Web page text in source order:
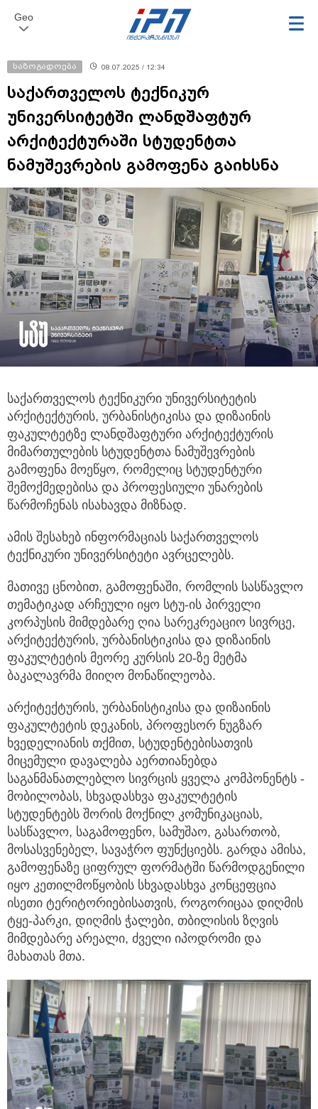
Geo
საზოგადოება 08.07.2025 / 12:34
საქართველოს ტექნიკურ
უნივერსიტეტში ლანდშაფტურ
არქიტექტურაში სტუდენტთა
ნამუშევრების გამოფენა გაიხსნა
საქართველოს ტექნიკური უნივერსიტეტის
არქიტექტურის, ურბანისტიკისა და დიზაინის
ფაკულტეტზე ლანდშაფტური არქიტექტურის
მიმართულების სტუდენტთა ნამუშევრების
გამოფენა მოეწყო, რომელიც სტუდენტური
შემოქმედებისა და პროფესიული უნარების
წარმოჩენას ისახავდა მიზნად.
ამის შესახებ ინფორმაციას საქართველოს
ტექნიკური უნივერსიტეტი ავრცელებს.
მათივე ცნობით, გამოფენაში, რომლის სასწავლო
თემატიკად არჩეული იყო სტუ-ის პირველი
კორპუსის მიმდებარე ღია სარეკრეაციო სივრცე,
არქიტექტურის, ურბანისტიკისა და დიზაინის
ფაკულტეტის მეორე კურსის 20-ზე მეტმა
ბაკალავრმა მიიღო მონაწილეობა.
არქიტექტურის, ურბანისტიკისა და დიზაინის
ფაკულტეტის დეკანის, პროფესორ ნუგზარ
ხვედელიანის თქმით, სტუდენტებისათვის
მიცემული დავალება აერთიანებდა
საგანმანათლებლო სივრცის ყველა კომპონენტს -
მობილობას, სხვადასხვა ფაკულტეტის
სტუდენტებს შორის მოქნილ კომუნიკაციას,
სასწავლო, საგამოფენო, სამუშაო, გასართობ,
მოსასვენებელ, სავაჭრო ფუნქციებს. გარდა ამისა,
გამოფენაზე ციფრულ ფორმატში წარმოდგენილი
იყო კეთილმოწყობის სხვადასხვა კონცეფცია
ისეთი ტერიტორიებისათვის, როგორიცაა დიღმის
ტყე-პარკი, დიღმის ჭალები, თბილისის ზღვის
მიმდებარე არეალი, ძველი იპოდრომი და
მახათას მთა.